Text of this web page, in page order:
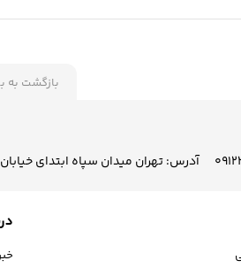
بازگشت به
آدرس: تهران میدان سپاه ابتدای خیابان